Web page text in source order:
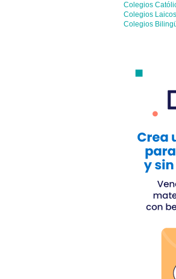
Colegios
Colegios Laicos
Colegios